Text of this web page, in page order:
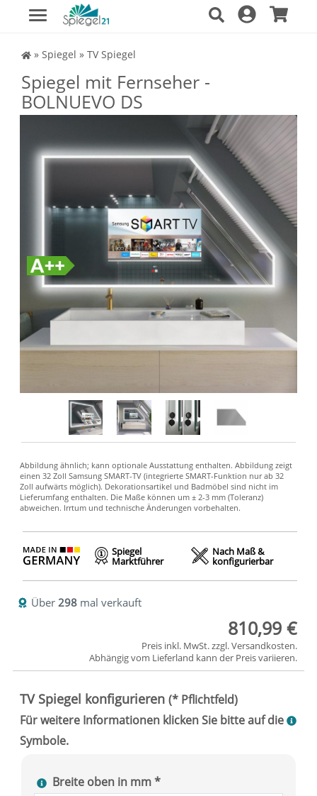
Spiegel Shop
» Spiegel » TV Spiegel
Spiegel mit Fernseher -
BOLNUEVO DS
Spiegel
Marktführer
Nach Maß &
konfigurierbar
Über 298 mal verkauft
810,99 €
Preis inkl. MwSt. zzgl.Versandkosten.
Abhängig vom Lieferland kann der Preis variieren.
Breite oben in mm *